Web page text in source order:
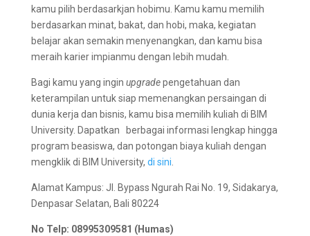
kamu pilih berdasarkjan hobimu. Kamu kamu memilih
berdasarkan minat, bakat, dan hobi, maka, kegiatan
belajar akan semakin menyenangkan, dan kamu bisa
meraih karier impianmu dengan lebih mudah.
Bagi kamu yang ingin upgradepengetahuan dan
keterampilan untuk siap memenangkan persaingan di
dunia kerja dan bisnis, kamu bisa memilih kuliah di BIM
University. Dapatkan berbagai informasi lengkap hingga
program beasiswa, dan potongan biaya kuliah dengan
mengklik di BIM University, di sini.
Alamat Kampus: Jl. Bypass Ngurah Rai No. 19, Sidakarya,
Denpasar Selatan, Bali 80224
No Telp: 08995309581 (Humas)